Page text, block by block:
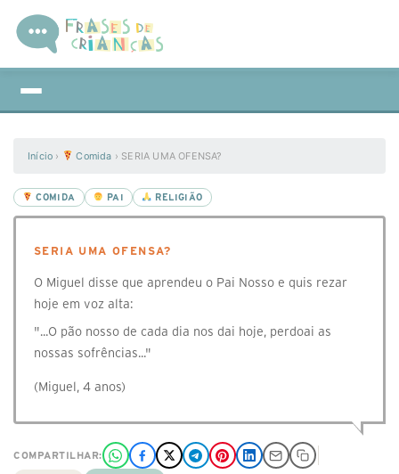
Início › Comida › SERIA UMA OFENSA?
COMIDA PAI RELIGIÃO
SERIA UMA OFENSA?
O Miguel disse que aprendeu o Pai Nosso e quis rezar
hoje em voz alta:
"...O pão nosso de cada dia nos dai hoje, perdoai as
nossas sofrências..."
(Miguel, 4 anos)
COMPARTILHAR: